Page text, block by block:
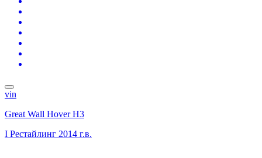
vin
Great Wall Hover H3
I Рестайлинг 2014 г.в.